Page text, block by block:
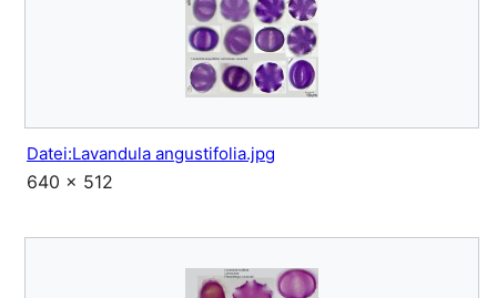
Datei:Lavandula angustifolia.jpg
640 × 512